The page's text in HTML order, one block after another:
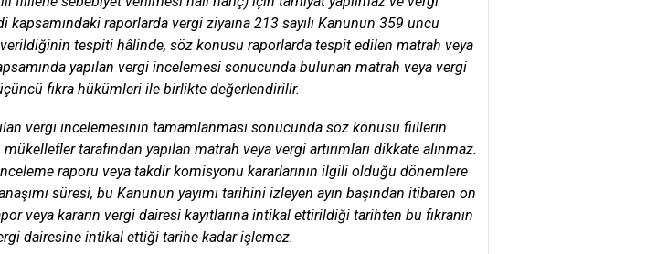
kapsamındaki raporlarda vergi ziyaına 213 sayılı Kanunun 359 uncu
tespiti hâlinde, söz konusu raporlarda tespit edilen matrah veya
yapılan vergi incelemesi sonucunda bulunan matrah veya vergi
fıkra hükümleri ile birlikte değerlendirilir.
vergi incelemesinin tamamlanması sonucunda söz konusu fiillerin
tarafından yapılan matrah veya vergi artırımları dikkate alınmaz.
raporu veya takdir komisyonu kararlarının ilgili olduğu dönemlere
süresi, bu Kanunun yayımı tarihini izleyen ayın başından itibaren on
veya kararın vergi dairesi kayıtlarına intikal ettirildiği tarihten bu fıkranın
dairesine intikal ettiği tarihe kadar işlemez.